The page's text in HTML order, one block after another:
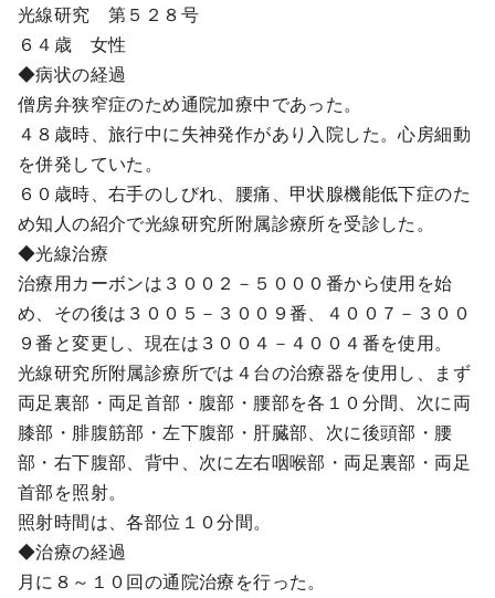
光線研究 第５２８号
６４歳 女性
◆病状の経過
僧房弁狭窄症のため通院加療中であった。
４８歳時、旅行中に失神発作があり入院した。心房細動
を併発していた。
６０歳時、右手のしびれ、腰痛、甲状腺機能低下症のた
め知人の紹介で光線研究所附属診療所を受診した。
◆光線治療
治療用カーボンは３００２－５０００番から使用を始
め、その後は３００５－３００９番、４００７－３００
９番と変更し、現在は３００４－４００４番を使用。
光線研究所附属診療所では４台の治療器を使用し、まず
両足裏部・両足首部・腹部・腰部を各１０分間、次に両
膝部・腓腹筋部・左下腹部・肝臓部、次に後頭部・腰
部・右下腹部、背中、次に左右咽喉部・両足裏部・両足
首部を照射。
照射時間は、各部位１０分間。
◆治療の経過
月に８～１０回の通院治療を行った。